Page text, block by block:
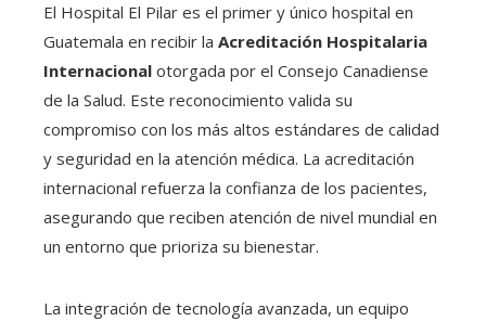
El Hospital El Pilar es el primer y único hospital en
Guatemala en recibir la Acreditación Hospitalaria
Internacional otorgada por el Consejo Canadiense
de la Salud. Este reconocimiento valida su
compromiso con los más altos estándares de calidad
y seguridad en la atención médica. La acreditación
internacional refuerza la confianza de los pacientes,
asegurando que reciben atención de nivel mundial en
un entorno que prioriza su bienestar.
La integración de tecnología avanzada, un equipo